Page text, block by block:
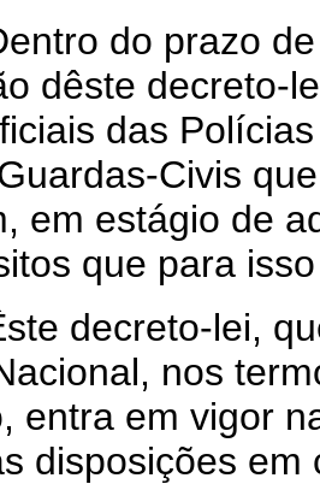
do prazo de
dêste decreto-
das
Civis
em estágio de
que para
decreto-lei,
nos
entra em vigor
disposições em